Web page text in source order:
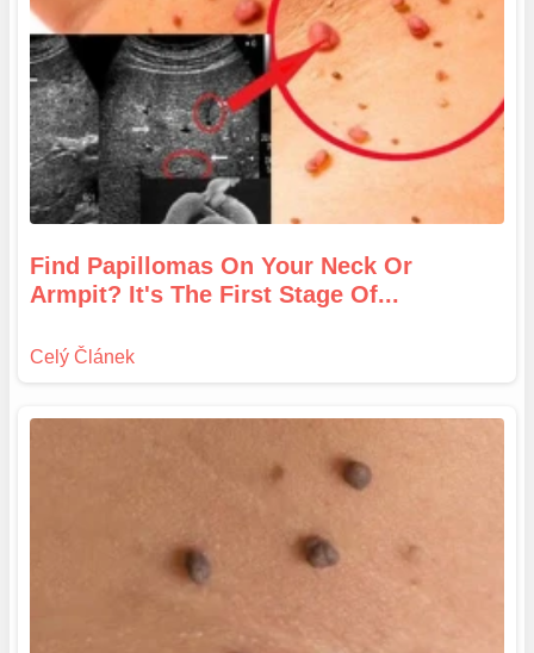
Find Papillomas On Your Neck Or
Armpit? It's The First Stage Of...